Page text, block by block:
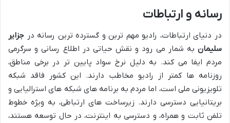
رسانه و ارتباطات
در دنیای ارتباطات، رادیو مهم ترین و گسترده ترین رسانه در جزایر
سلیمان به شمار می رود و نقش حیاتی در اطلاع رسانی و سرگرمی
مردم ایفا می کند. به دلیل نرخ سواد پایین تر در برخی مناطق،
روزنامه ها کمتر از رادیو مخاطب دارند. این کشور فاقد شبکه
تلویزیونی ملی است، اما مردم به برنامه های شبکه های استرالیایی و
بریتانیایی دسترسی دارند. زیرساخت های ارتباطی، به ویژه خطوط
تلفن ثابت و همراه، و دسترسی به اینترنت، در حال توسعه هستند،